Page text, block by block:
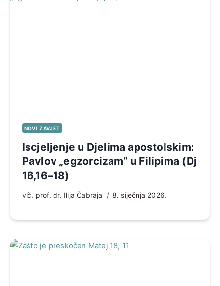
NOVI ZAVJET
Iscjeljenje u Djelima apostolskim:
Pavlov „egzorcizam“ u Filipima (Dj
16,16–18)
vlč. prof. dr. Ilija Čabraja 8. siječnja 2026.